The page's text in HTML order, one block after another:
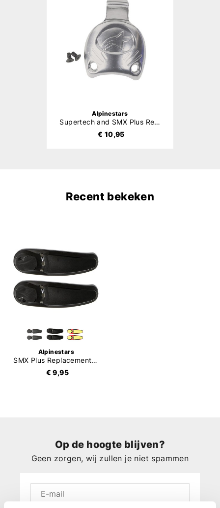
Alpinestars
Supertech and SMX Plus Replaceable Heel
€ 10,95
Recent bekeken
Alpinestars
SMX Plus Replacement Toe Slider 2012
€ 9,95
Op de hoogte blijven?
Geen zorgen, wij zullen je niet spammen